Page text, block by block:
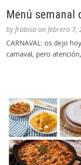
Menú semanal
byfrabisa onfebrero 7,
CARNAVAL: os dejo
carnaval, pero